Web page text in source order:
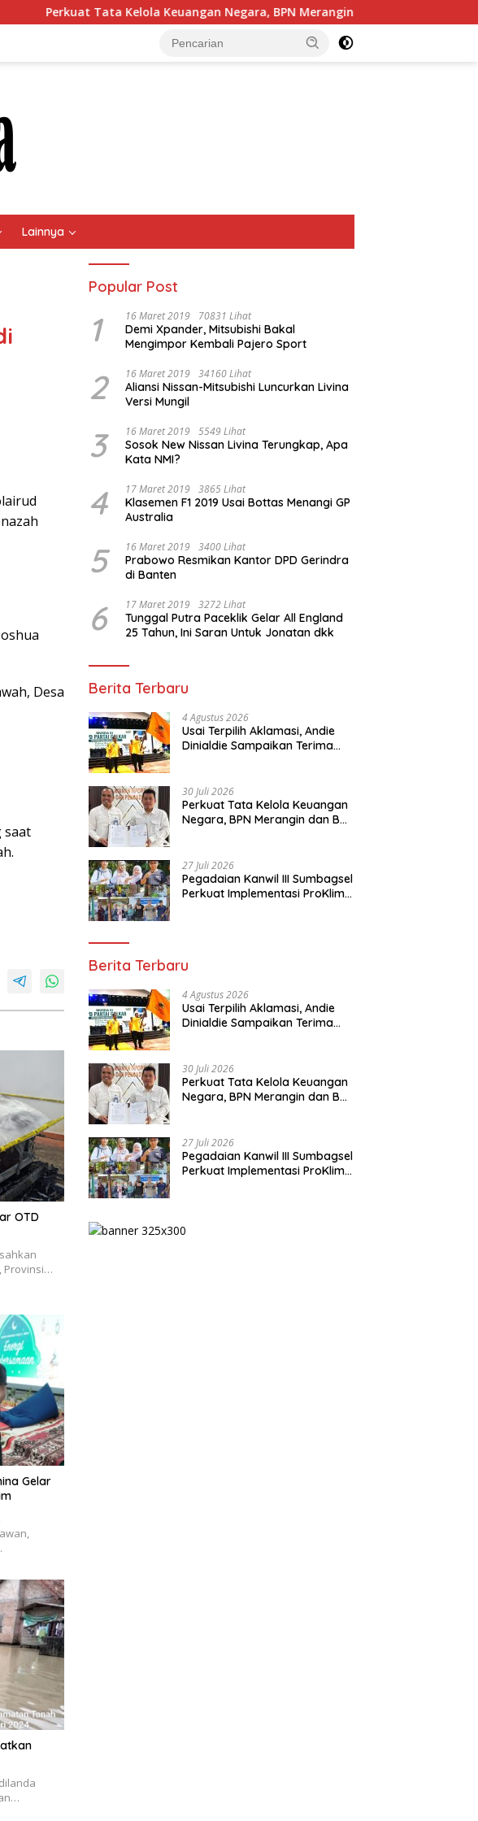
Tata Kelola Keuangan Negara, BPN Merangin dan BRI Bangko Bangun Sinergi
Lainnya
Desa
saat
OTD
Provinsi…
Gelar
Popular Post
1 16 Maret 2019 70831 Lihat
Demi Xpander, Mitsubishi Bakal
Mengimpor Kembali Pajero Sport
2 16 Maret 2019 34160 Lihat
Aliansi Nissan-Mitsubishi Luncurkan Livina
Versi Mungil
3 16 Maret 2019 5549 Lihat
Sosok New Nissan Livina Terungkap, Apa
Kata NMI?
4 17 Maret 2019 3865 Lihat
Klasemen F1 2019 Usai Bottas Menangi GP
Australia
5 16 Maret 2019 3400 Lihat
Prabowo Resmikan Kantor DPD Gerindra
di Banten
6 17 Maret 2019 3272 Lihat
Tunggal Putra Paceklik Gelar All England
25 Tahun, Ini Saran Untuk Jonatan dkk
Berita Terbaru
4 Agustus 2026
Usai Terpilih Aklamasi, Andie
Dinialdie Sampaikan Terima
30 Juli 2026
Perkuat Tata Kelola Keuangan
Negara, BPN Merangin dan BRI
27 Juli 2026
Pegadaian Kanwil III Sumbagsel
Perkuat Implementasi ProKlim
Berita Terbaru
4 Agustus 2026
Usai Terpilih Aklamasi, Andie
Dinialdie Sampaikan Terima
30 Juli 2026
Perkuat Tata Kelola Keuangan
Negara, BPN Merangin dan BRI
27 Juli 2026
Pegadaian Kanwil III Sumbagsel
Perkuat Implementasi ProKlim